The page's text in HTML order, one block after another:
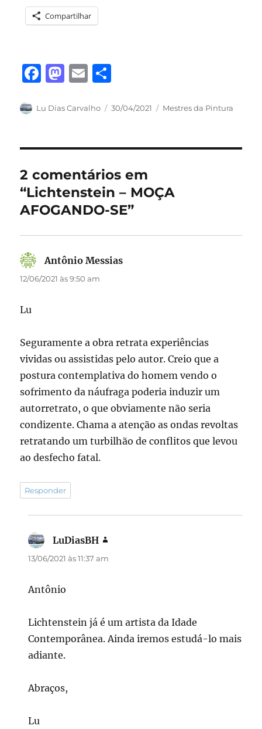
Compartilhar
F
c
b
o
o
k
M
st
d
o
n
E
ai a
Autor
Lu Dias Carvalho
Publicado
30/04/2021 Categorias
Mestres da Pintura
2 comentários em
“Lichtenstein – MOÇA
AFOGANDO-SE”
Antônio Messias
12/06/2021 às 9:50 am
Lu
Seguramente a obra retrata experiências
vividas ou assistidas pelo autor. Creio que a
postura contemplativa do homem vendo o
sofrimento da náufraga poderia induzir um
autorretrato, o que obviamente não seria
condizente. Chama a atenção as ondas revoltas
retratando um turbilhão de conflitos que levou
ao desfecho fatal.
Responder
LuDiasBH
13/06/2021 às 11:37 am
Antônio
Lichtenstein já é um artista da Idade
Contemporânea. Ainda iremos estudá-lo mais
adiante.
Abraços,
Lu